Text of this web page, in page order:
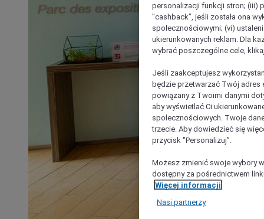
personalizacji funkcji stron; (iii)
"cashback”, jeśli została ona
społecznościowymi; (vi)
ukierunkowanych reklam. Dla
wybrać poszczególne cele,
Jeśli zaakceptujesz
będzie przetwarzać Twój adres
powiązany z Twoimi danymi
aby wyświetlać Ci
społecznościowych. Twoje
trzecie. Aby dowiedzieć się
przycisk "Personalizuj”.
Możesz zmienić swoje wybory
dostępny za pośrednictwem
Więcej informacji
Nasi partnerzy